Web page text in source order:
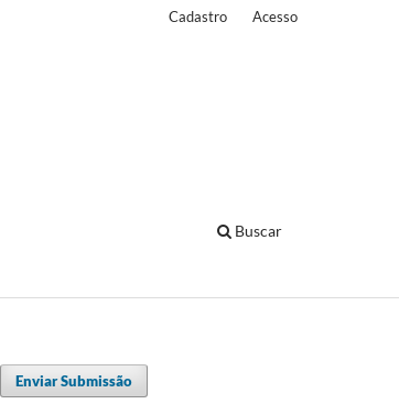
Buscar
Cadastro Acesso
Enviar Submissão